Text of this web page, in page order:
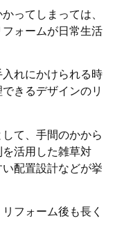
ってしまっては、
ォームが日常生活
れにかけられる時
きるデザインのリ
て、手間のかから
活用した雑草対
配置設計などが挙
フォーム後も長く